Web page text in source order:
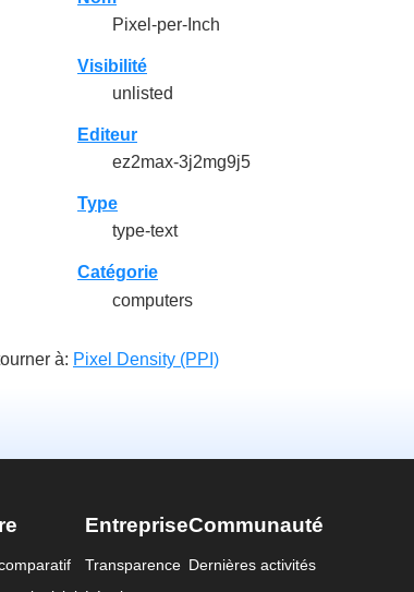
Pixel-per-Inch
Visibilité
unlisted
Editeur
ez2max-3j2mg9j5
Type
type-text
Catégorie
computers
à: Pixel Density (PPI)
Entreprise
Transparence
Communauté
Dernières activités